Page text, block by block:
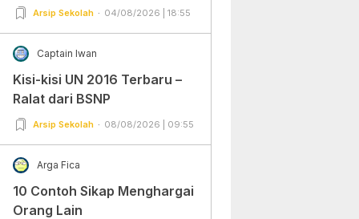
Arsip Sekolah 04/08/2026 | 18:55
Captain Iwan
Kisi-kisi UN 2016 Terbaru –
Ralat dari BSNP
Arsip Sekolah 08/08/2026 | 09:55
Arga Fica
10 Contoh Sikap Menghargai
Orang Lain